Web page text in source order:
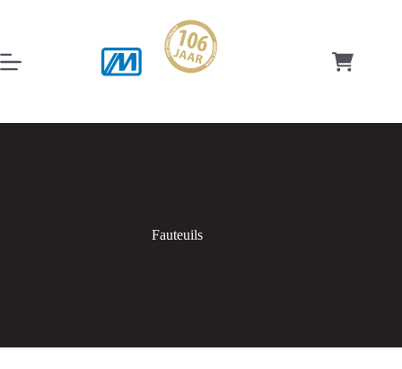
inhoud
Fauteuils